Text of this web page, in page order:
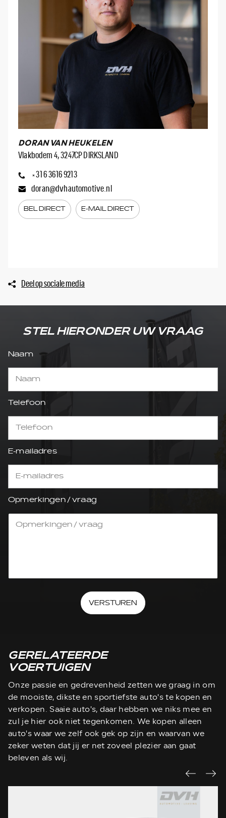
DORAN VAN HEUKELEN
Vlakbodem 4, 3247CP DIRKSLAND
+31 6 3616 9213
doran@dvhautomotive.nl
BEL DIRECT E-MAIL DIRECT
Deel op sociale media
STEL HIERONDER UW VRAAG
Naam
Telefoon
E-mailadres
Opmerkingen / vraag
VERSTUREN
GERELATEERDE
VOERTUIGEN
Onze passie en gedrevenheid zetten we graag in om
de mooiste, dikste en sportiefste auto's te kopen en
verkopen. Saaie auto's, daar hebben we niks mee en
zul je hier ook niet tegenkomen. We kopen alleen
auto's waar we zelf ook gek op zijn en waarvan we
zeker weten dat jij er net zoveel plezier aan gaat
beleven als wij.